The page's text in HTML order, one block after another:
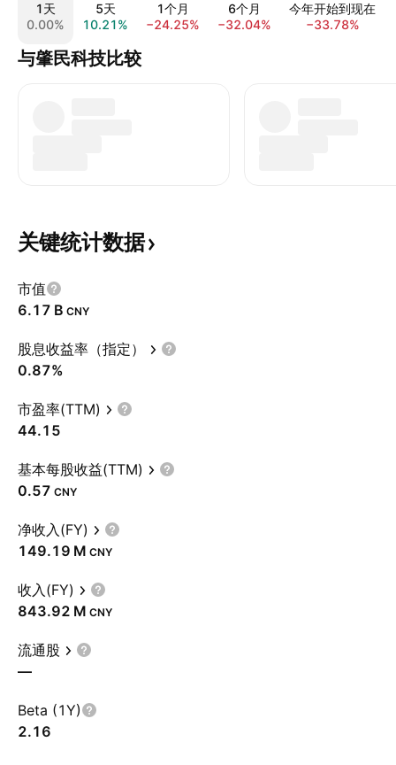
1天
0.00%
5天
10.21%
1个月
−24.25%
6个月
−32.04%
今年开始到现在
−33.78%
与肇民科技比较
关键统计数据
市值
‪6.17 B‬ CNY
股息收益率（指定）
0.87%
市盈率(TTM)
44.15
基本每股收益(TTM)
0.57 CNY
净收入(FY)
‪149.19 M‬ CNY
收入(FY)
‪843.92 M‬ CNY
流通股
—
Beta (1Y)
2.16